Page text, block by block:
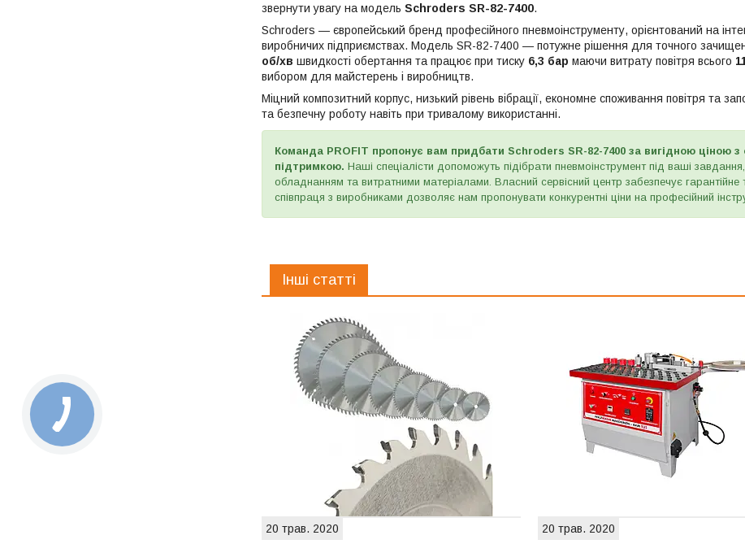
звернути увагу на модель Schroders SR-82-7400.
Schroders — європейський бренд професійного пневмоінструменту, орієнтований на
виробничих підприємствах. Модель SR-82-7400 — потужне рішення для точного
об/хв швидкості обертання та працює при тиску 6,3 бар маючи витрату повітря всього
вибором для майстерень і виробництв.
Міцний композитний корпус, низький рівень вібрації, економне споживання повітря та
та безпечну роботу навіть при тривалому використанні.
Команда PROFIT пропонує вам придбати Schroders SR-82-7400 за вигідною ціною
підтримкою. Наші спеціалісти допоможуть підібрати пневмоінструмент під ваші
обладнанням та витратними матеріалами. Власний сервісний центр забезпечує гарантійне
співпраця з виробниками дозволяє нам пропонувати конкурентні ціни на професійний
Інші статті
20 трав. 2020 20 трав. 2020